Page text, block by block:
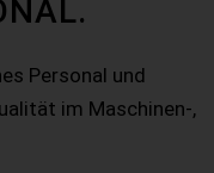
Personal und
im Maschinen-,